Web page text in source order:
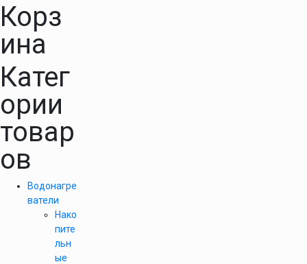
Корз
ина
Катег
ории
товар
ов
Водонагре
ватели
Нако
пите
льн
ые